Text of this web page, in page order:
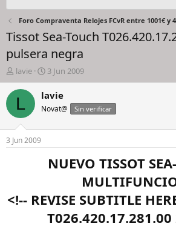
Foro Compraventa Relojes FCvR entre 1001€ y
Tissot Sea-Touch
pulsera negra
I
n
i
a
o
h
lavie
F
e
c
a
i
n
o
3 Jun 2009
L lavie
Novat@ Sin verificar
3 Jun 2009
NUEVO TISSOT
<!-- REVISE SUBTITLE
T026.420.17.281.00